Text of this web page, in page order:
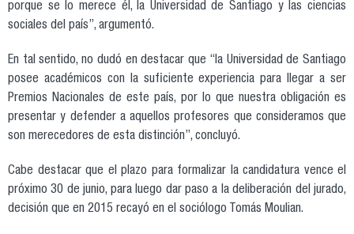
porque se lo merece él, la Universidad de Santiago y las ciencias
sociales del país”, argumentó.
En tal sentido, no dudó en destacar que “la Universidad de Santiago
posee académicos con la suficiente experiencia para llegar a ser
Premios Nacionales de este país, por lo que nuestra obligación es
presentar y defender a aquellos profesores que consideramos que
son merecedores de esta distinción”, concluyó.
Cabe destacar que el plazo para formalizar la candidatura vence el
próximo 30 de junio, para luego dar paso a la deliberación del jurado,
decisión que en 2015 recayó en el sociólogo Tomás Moulian.